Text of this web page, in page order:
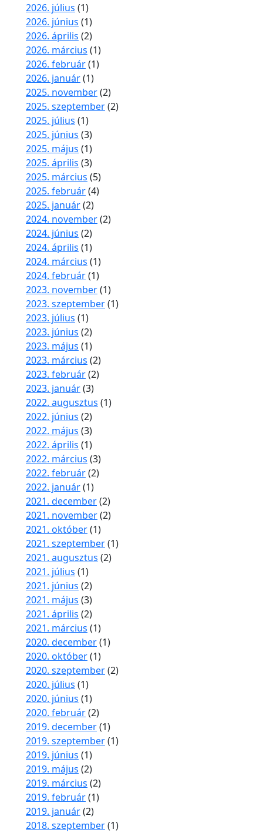
2026. július (1)
2026. június (1)
2026. április (2)
2026. március (1)
2026. február(1)
2026. január(1)
2025. november(2)
2025. szeptember(2)
2025. július (1)
2025. június (3)
2025. május (1)
2025. április (3)
2025. március (5)
2025. február(4)
2025. január(2)
2024. november(2)
2024. június (2)
2024. április (1)
2024. március (1)
2024. február(1)
2023. november(1)
2023. szeptember(1)
2023. július (1)
2023. június (2)
2023. május (1)
2023. március (2)
2023. február(2)
2023. január(3)
2022. augusztus (1)
2022. június (2)
2022. május (3)
2022. április (1)
2022. március (3)
2022. február(2)
2022. január(1)
2021. december(2)
2021. november(2)
2021. október(1)
2021. szeptember(1)
2021. augusztus (2)
2021. július (1)
2021. június (2)
2021. május (3)
2021. április (2)
2021. március (1)
2020. december(1)
2020. október(1)
2020. szeptember(2)
2020. július (1)
2020. június (1)
2020. február(2)
2019. december(1)
2019. szeptember(1)
2019. június (1)
2019. május (2)
2019. március (2)
2019. február(1)
2019. január(2)
2018. szeptember(1)